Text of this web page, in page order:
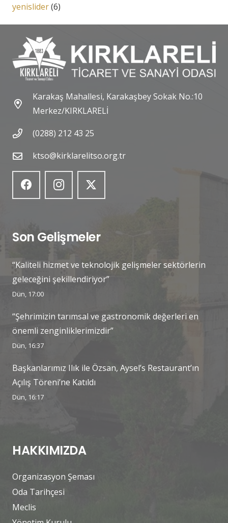
yenislider(6)
Karakaş Mahallesi, Karakaşbey Sokak No.:10
Merkez/KIRKLARELİ
(0288) 212 43 25
ktso@kirklarelitso.org.tr
Son Gelişmeler
“Kaliteli hizmet ve teknolojik gelişmeler sektörlerin
geleceğini şekillendiriyor”
Dün, 17:00
“Şehrimizin tarımsal ve gastronomik değerleri en
önemli zenginliklerimizdir”
Dün, 16:37
Başkanlarımız Ilık ile Özsan, Aysel’s Restaurant’ın
Açılış Töreni’ne Katıldı
Dün, 16:17
HAKKIMIZDA
Organizasyon Şeması
Oda Tarihçesi
Meclis